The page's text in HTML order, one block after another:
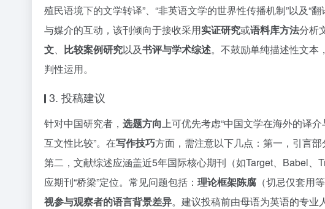
殖民语境下的文学转译”、“非英语文学的世界性传播机制”以及“
与媒介的互动，该刊倾向于接收采用实证研究或语料库方法分析
文、 比较案例研究以及书评与学术综述。不鼓励单纯描述性文本
判性运用。
3. 投稿建议
针对中国研究者， 选题方向上可优先考虑“中国文学在海外的译
互文性比较”。在写作技巧方面，需注意以下几点：第一，引言
第二，文献综述应涵盖近5年国际核心期刊（如Target、Babel
应期刊“桥梁”定位。常见问题包括： 理论框架陈腐 （切忌仅套用
视参与观察者的语言背景差异。建议投稿前由母语为英语的专业